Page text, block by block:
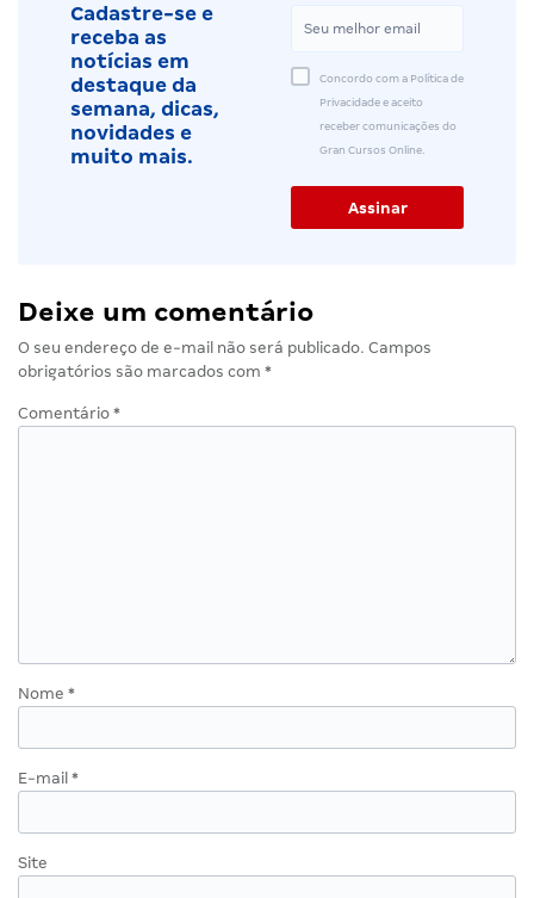
Cadastre-se e
receba as
notícias em
destaque da
semana, dicas,
novidades e
muito mais.
Concordo com a Política de
Privacidade e aceito
receber comunicações do
Gran Cursos Online.
Deixe um comentário
O seu endereço de e-mail não será publicado. Campos
obrigatórios são marcados com *
Comentário *
Nome *
E-mail *
Site